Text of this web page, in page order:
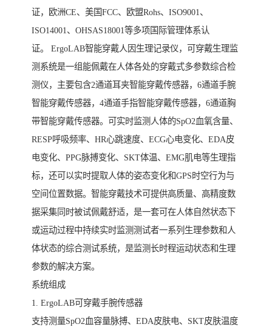
证，欧洲CE、美国FCC、欧盟Rohs、ISO9001、
ISO14001、OHSAS18001等多项国际管理体系认
证。 ErgoLAB智能穿戴人因生理记录仪，可穿戴生理监
测系统是一组能佩戴在人体各处的穿戴式多参数综合检
测仪，主要包含2通道耳夹智能穿戴传感器，6通道手腕
智能穿戴传感器，4通道手指智能穿戴传感器，6通道胸
带智能穿戴传感器。可实时监测人体的SpO2血氧含量、
RESP呼吸频率、HR心跳速度、ECG心电变化、EDA皮
电变化、PPG脉搏变化、SKT体温、EMG肌电等生理指
标，还可以实时提取人体的姿态变化和GPS时空行为与
空间位置数据。智能穿戴技术可提供高质量、高精度数
据采集同时被试佩戴舒适，是一套可在人体自然状态下
或运动过程中持续实时监测测试者一系列生理参数和人
体状态的综合测试系统，是监测长时程运动状态和生理
参数的解决方案。
系统组成
1. ErgoLAB可穿戴手腕传感器
支持测量SpO2血容量脉搏、EDA皮肤电、SKT皮肤温度